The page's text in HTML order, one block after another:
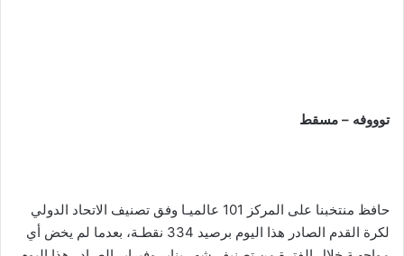
توووفه – مسقط
حافظ منتخبنا على المركز 101 عالميـا وفق تصنيف الاتحاد الدولي
لكرة القدم الصادر هذا اليوم برصيد 334 نقطـة، بعدما لم يخض أي